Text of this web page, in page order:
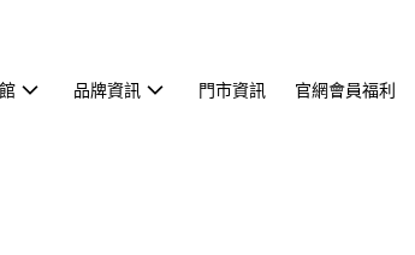
品牌資訊 門市資訊 官網會員福利